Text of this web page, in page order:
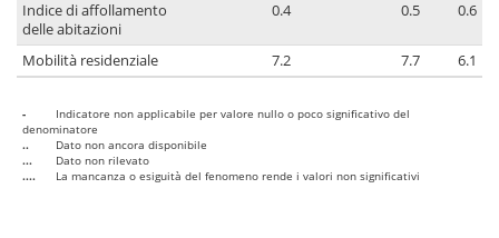
Indice di affollamento
delle abitazioni
0.4 0.5 0.6
Mobilità residenziale 7.2 7.7 6.1
-
Indicatore non applicabile per valore nullo o poco significativo del
denominatore
..
Dato non ancora disponibile
...
Dato non rilevato
....
La mancanza o esiguità del fenomeno rende i valori non significativi